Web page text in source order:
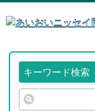
キーワード検索